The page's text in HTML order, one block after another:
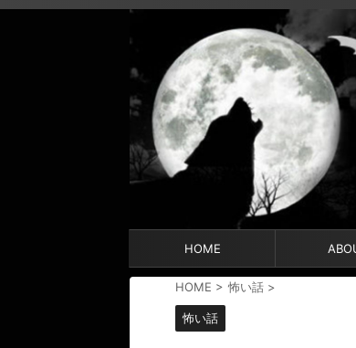
HOME
HOME > 怖い話 >
怖い話